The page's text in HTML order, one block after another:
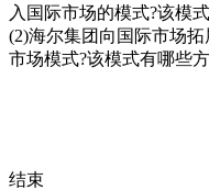
入国际市场的模式?该模
(2)海尔集团向国际市场
市场模式?该模式有哪些
结束